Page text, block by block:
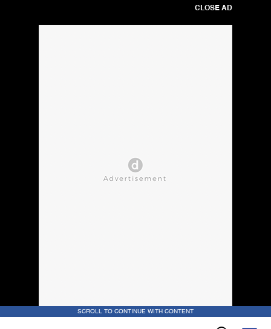
CLOSE AD
SCROLL TO CONTINUE WITH CONTENT